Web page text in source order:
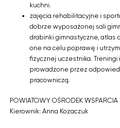
kuchni.
zajęcia rehabilitacyjne i
dobrze wyposażonej sali
drabinki gimnastyczne, atlas
one na celu poprawę i
fizycznej uczestnika.
prowadzone przez
pracowniczą.
POWIATOWY OŚRODEK WSPARCIA
Kierownik: Anna Kozaczuk